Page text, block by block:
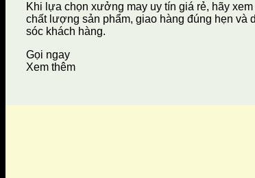
Khi lựa chọn xưởng may uy tín giá rẻ, hãy
chất lượng sản phẩm, giao hàng đúng hẹn và
sóc khách hàng.
Gọi ngay
Xem thêm